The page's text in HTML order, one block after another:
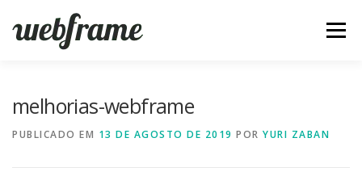
para
Menu
melhorias-webframe
PUBLICADO EM 13 DE AGOSTO DE 2019 POR YURI ZABAN